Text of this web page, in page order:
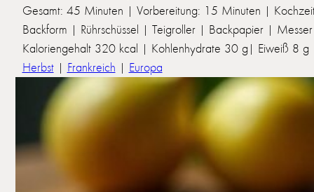
Gesamt: 45 Minuten | Vorbereitung: 15 Minuten |
Backform | Rührschüssel | Teigroller | Backpapier | Messer
Kaloriengehalt 320 kcal | Kohlenhydrate 30 g| Eiweiß 8
Herbst| Frankreich | Europa